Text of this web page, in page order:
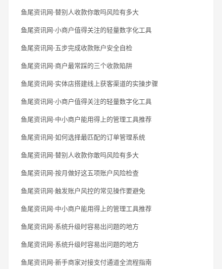
鱼尾资讯网·替别人收款你敢吗风险有多大
鱼尾资讯网·小商户值得关注的轻量数字化工具
鱼尾资讯网·五步完成收款账户安全自检
鱼尾资讯网·商户最常踩的三个收款陷阱
鱼尾资讯网·实体店搭建线上获客渠道的实操步骤
鱼尾资讯网·小商户值得关注的轻量数字化工具
鱼尾资讯网·中小商户能用得上的管理工具推荐
鱼尾资讯网·如何选择最匹配的订单管理系统
鱼尾资讯网·替别人收款你敢吗风险有多大
鱼尾资讯网·按月做好这五项账户风险检查
鱼尾资讯网·触发账户风控的常见操作要避免
鱼尾资讯网·中小商户能用得上的管理工具推荐
鱼尾资讯网·系统升级时容易出问题的地方
鱼尾资讯网·系统升级时容易出问题的地方
鱼尾资讯网·新手商家对接支付通道全流程指南